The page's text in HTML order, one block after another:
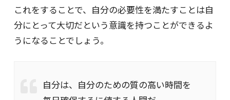
これをすることで、自分の必要性を満たすことは自
分にとって大切だという意識を持つことができるよ
うになることでしょう。
自分は、自分のための質の高い時間を